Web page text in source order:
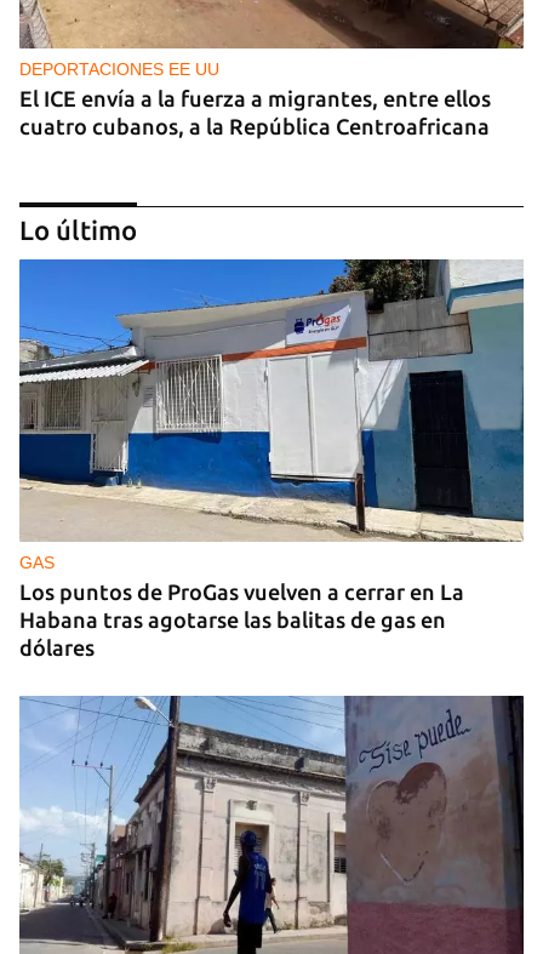
DEPORTACIONES EE UU
El ICE envía a la fuerza a migrantes, entre ellos
cuatro cubanos, a la República Centroafricana
GUERRA
Ucrania ataca otro centro logístico del Amazon
ruso, esta vez en los Urales
Lo último
GAS
Los puntos de ProGas vuelven a cerrar en La
Habana tras agotarse las balitas de gas en
dólares